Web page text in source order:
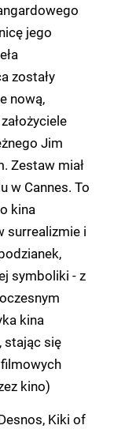
jego
zostały
nową,
Jim
Zestaw miał
w Cannes. To
kina
surrealizmie i
symboliki - z
kina
stając się
kino)
Kiki of